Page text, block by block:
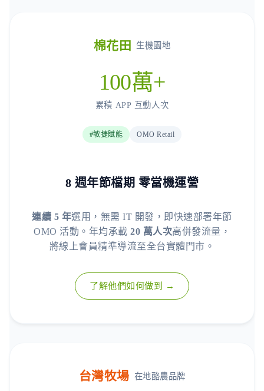
棉花田 生機園地
100萬+
累積 APP 互動人次
#敏捷賦能 OMO Retail
8 週年節檔期 零當機運營
連續 5 年選用，無需 IT 開發，即快速部署年節
OMO 活動。年均承載 20 萬人次高併發流量，
將線上會員精準導流至全台實體門市。
了解他們如何做到 →
台灣牧場 在地酪農品牌